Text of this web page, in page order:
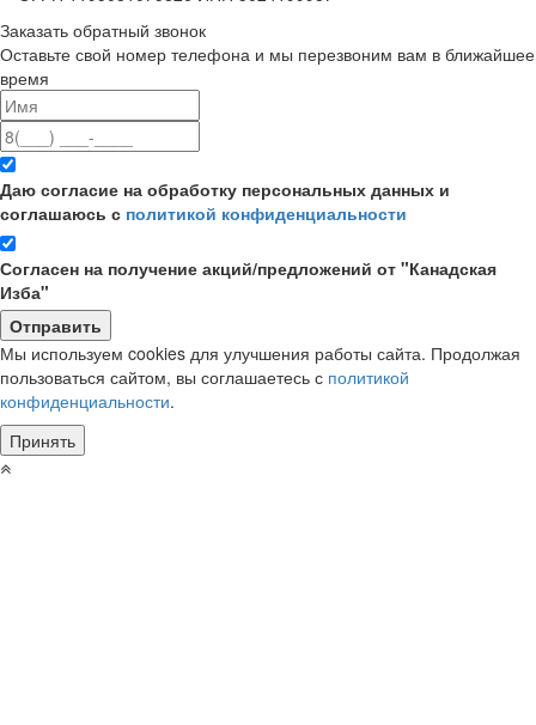
Заказать обратный звонок
Оставьте свой номер телефона и мы перезвоним вам в ближайшее
время
Даю согласие на обработку персональных данных и
соглашаюсь с политикой конфиденциальности
Согласен на получение акций/предложений от "Канадская
Изба"
Мы используем cookies для улучшения работы сайта. Продолжая
пользоваться сайтом, вы соглашаетесь с политикой
конфиденциальности.
Принять